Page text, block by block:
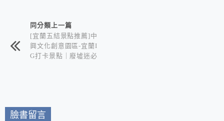
相連文章同分類上一篇
[宜蘭五結景點推薦]中
興文化創意園區-宜蘭I
G打卡景點｜廢墟迷必
臉書留言